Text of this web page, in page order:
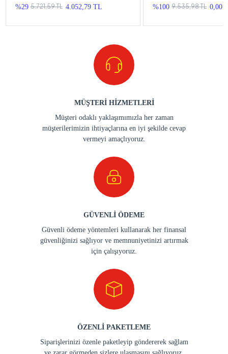
%29 5.721,59 TL 4.052,79 TL %100 9.535,98 TL 0,00
MÜŞTERİ HİZMETLERİ
Müşteri odaklı yaklaşımımızla her zaman
müşterilerimizin ihtiyaçlarına en iyi şekilde cevap
vermeyi amaçlıyoruz.
GÜVENLİ ÖDEME
Güvenli ödeme yöntemleri kullanarak her finansal
güvenliğinizi sağlıyor ve memnuniyetinizi artırmak
için çalışıyoruz.
ÖZENLİ PAKETLEME
Siparişlerinizi özenle paketleyip göndererek sağlam